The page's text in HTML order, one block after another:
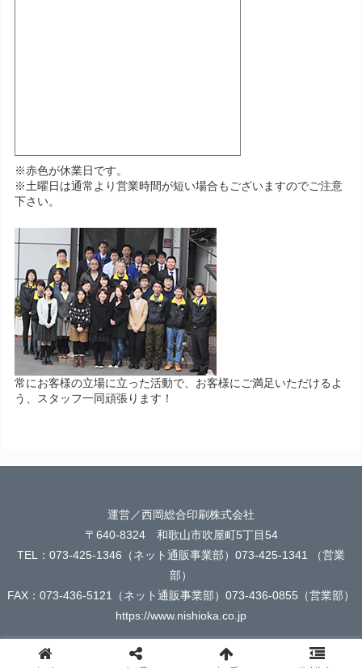
※赤色が休業日です。
※土曜日は通常より営業時間が短い場合もございますのでご注意
下さい。
常にお客様の立場に立った活動で、お客様にご満足いただけるよ
う、スタッフ一同頑張ります！
運営／西岡総合印刷株式会社
〒640-8324 和歌山市吹屋町5丁目54
TEL：073-425-1346（ネット通販事業部）073-425-1341 （営業
部）
FAX：073-436-5121（ネット通販事業部）073-436-0855（営業部）
https://www.nishioka.co.jp